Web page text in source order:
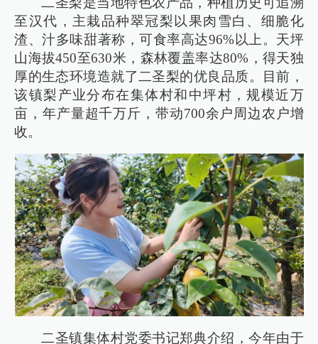
至汉代，主栽品种翠冠梨以果肉雪白、细脆化
渣、汁多味甜著称，可食率高达96%以上。天坪
山海拔450至630米，森林覆盖率达80%，得天独
厚的生态环境造就了二圣梨的优良品质。目前，
该镇梨产业分布在集体村和中坪村，规模近万
亩，年产量超千万斤，带动700余户周边农户增
收。
二圣镇集体村党委书记郑典介绍，今年由于